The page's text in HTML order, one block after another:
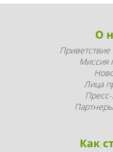
О
Приветствие
Миссия
Лица
Как